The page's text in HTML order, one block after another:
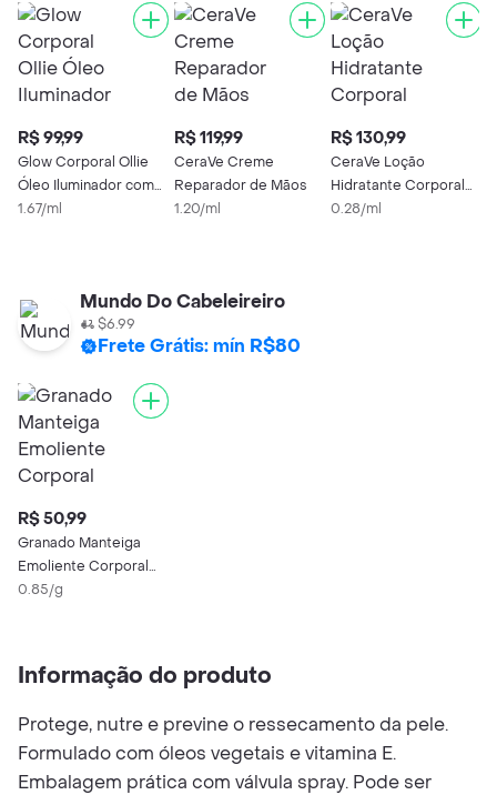
R$ 99,99
Glow Corporal Ollie
Óleo Iluminador com
Vitamina E FPS40
1.67/ml
R$ 119,99
CeraVe Creme
Reparador de Mãos
1.20/ml
R$ 130,99
CeraVe Loção
Hidratante Corporal
473ml
0.28/ml
Mundo Do Cabeleireiro
$6.99
Frete Grátis: mín R$80
R$ 50,99
Granado Manteiga
Emoliente Corporal
Pink
0.85/g
Informação do produto
Protege, nutre e previne o ressecamento da pele.
Formulado com óleos vegetais e vitamina E.
Embalagem prática com válvula spray. Pode ser